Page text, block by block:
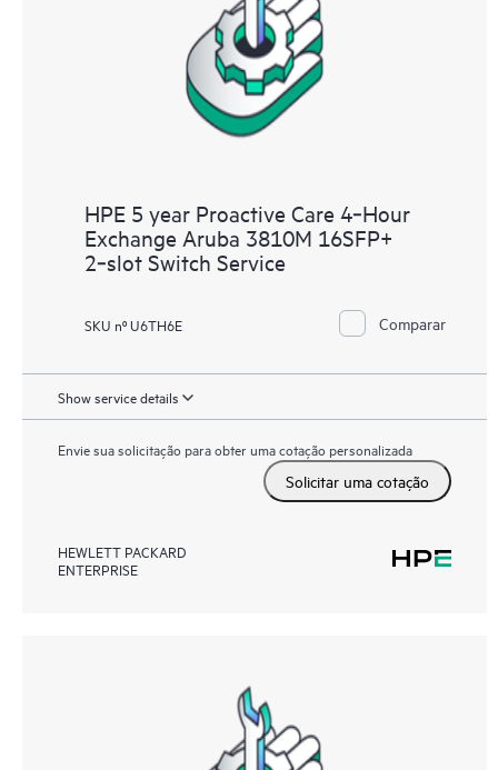
HPE 5 year Proactive Care 4‑Hour
Exchange Aruba 3810M 16SFP+
2‑slot Switch Service
SKU nº U6TH6E Comparar
Show service details
Envie sua solicitação para obter uma cotação personalizada
Solicitar uma cotação
HEWLETT PACKARD
ENTERPRISE